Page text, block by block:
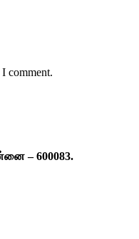
comment.
– 600083.